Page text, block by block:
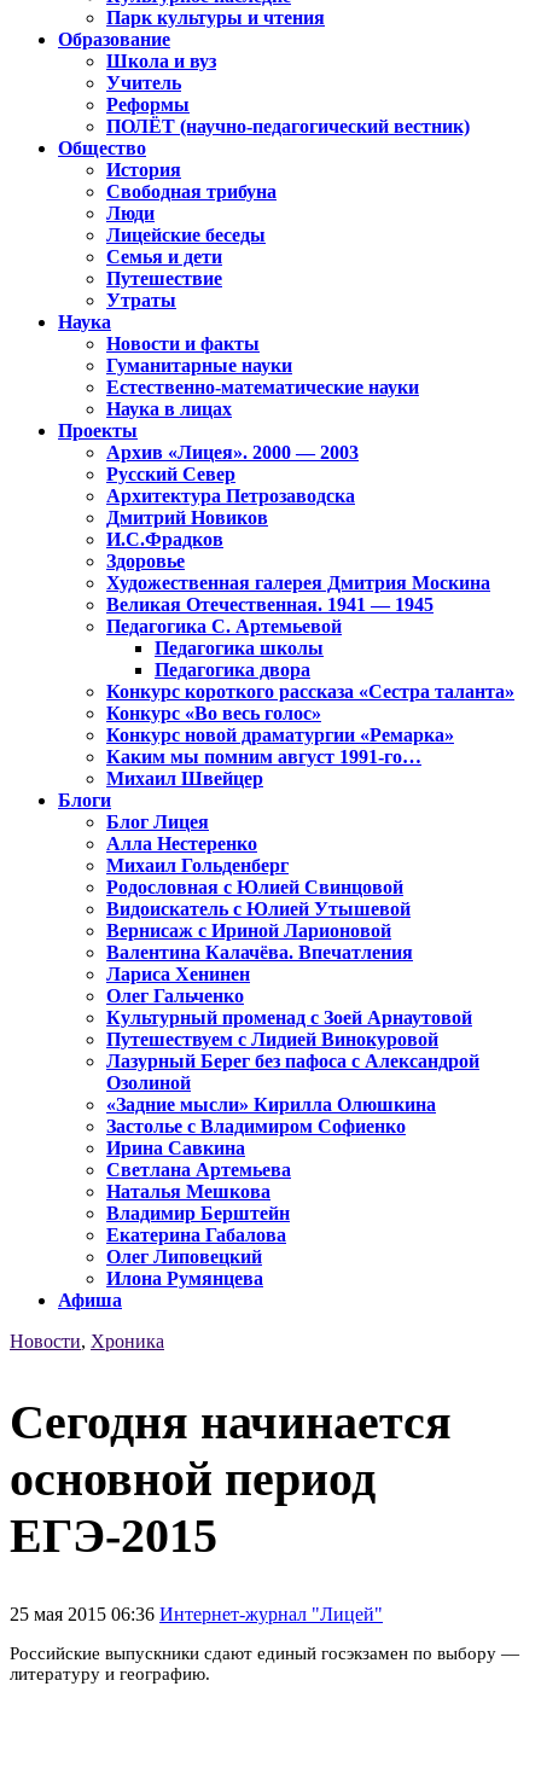
Парк культуры и чтения
Образование
Школа и вуз
Учитель
Реформы
ПОЛЁТ (научно-педагогический вестник)
Общество
История
Свободная трибуна
Люди
Лицейские беседы
Семья и дети
Путешествие
Утраты
Наука
Новости и факты
Гуманитарные науки
Естественно-математические науки
Наука в лицах
Проекты
Архив «Лицея». 2000 — 2003
Русский Север
Архитектура Петрозаводска
Дмитрий Новиков
И.С.Фрадков
Здоровье
Художественная галерея Дмитрия Москина
Великая Отечественная. 1941 — 1945
Педагогика С. Артемьевой
Педагогика школы
Педагогика двора
Конкурс короткого рассказа «Сестра таланта»
Конкурс «Во весь голос»
Конкурс новой драматургии «Ремарка»
Каким мы помним август 1991-го…
Михаил Швейцер
Блоги
Блог Лицея
Алла Нестеренко
Михаил Гольденберг
Родословная с Юлией Свинцовой
Видоискатель с Юлией Утышевой
Вернисаж с Ириной Ларионовой
Валентина Калачёва. Впечатления
Лариса Хенинен
Олег Гальченко
Культурный променад с Зоей Арнаутовой
Путешествуем с Лидией Винокуровой
Лазурный Берег без пафоса с Александрой
Озолиной
«Задние мысли» Кирилла Олюшкина
Застолье с Владимиром Софиенко
Ирина Савкина
Светлана Артемьева
Наталья Мешкова
Владимир Берштейн
Екатерина Габалова
Олег Липовецкий
Илона Румянцева
Афиша
Новости, Хроника
Сегодня начинается
основной период
ЕГЭ-2015
25 мая 2015 06:36 Интернет-журнал "Лицей"
Российские выпускники сдают единый госэкзамен по выбору —
литературу и географию.